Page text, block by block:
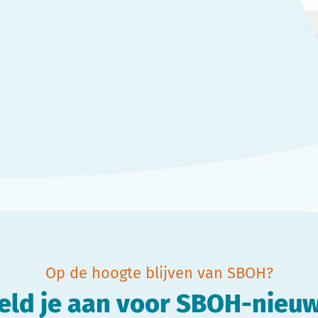
Op de hoogte blijven van SBOH?
je aan voor SBOH-